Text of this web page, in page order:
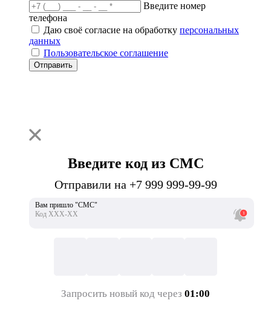
Введите номер
телефона
Даю своё согласие на обработку персональных
данных
Пользовательское соглашение
Отправить
Введите код из СМС
Отправили на +7 999 999-99-99
Вам пришло "СМС"
Код ХХХ-ХХ
Запросить новый код через 01:00